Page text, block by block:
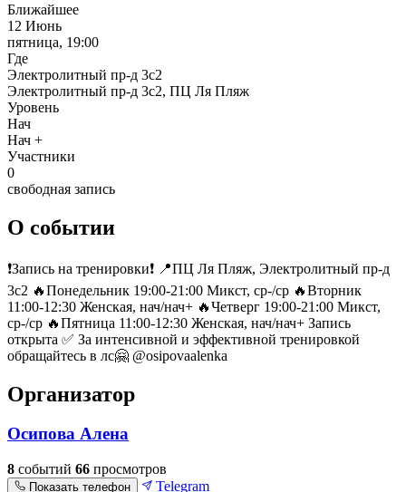
Ближайшее
12 Июнь
пятница, 19:00
Где
Электролитный пр-д 3с2
Электролитный пр-д 3с2, ПЦ Ля Пляж
Уровень
Нач
Нач +
Участники
0
свободная запись
О событии
❗️Запись на тренировки❗️ 📍ПЦ Ля Пляж, Электролитный пр-д
3с2 🔥Понедельник 19:00-21:00 Микст, ср-/ср 🔥Вторник
11:00-12:30 Женская, нач/нач+ 🔥Четверг 19:00-21:00 Микст,
ср-/ср 🔥Пятница 11:00-12:30 Женская, нач/нач+ Запись
открыта ✅ За интенсивной и эффективной тренировкой
обращайтесь в лс🤗 @osipovaalenka
Организатор
Осипова Алена
8 событий 66 просмотров
Показать телефон
Telegram